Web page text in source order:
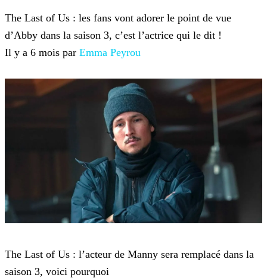
The Last of Us : les fans vont adorer le point de vue
d’Abby dans la saison 3, c’est l’actrice qui le dit !
Il y a 6 mois par Emma Peyrou
The Last of Us : l’acteur de Manny sera remplacé dans la
saison 3, voici pourquoi